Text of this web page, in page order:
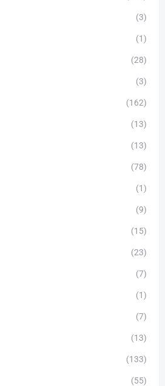
(3)
(1)
(28)
(3)
(162)
(13)
(13)
(78)
(1)
(9)
(15)
(23)
(7)
(1)
(7)
(13)
(133)
(55)